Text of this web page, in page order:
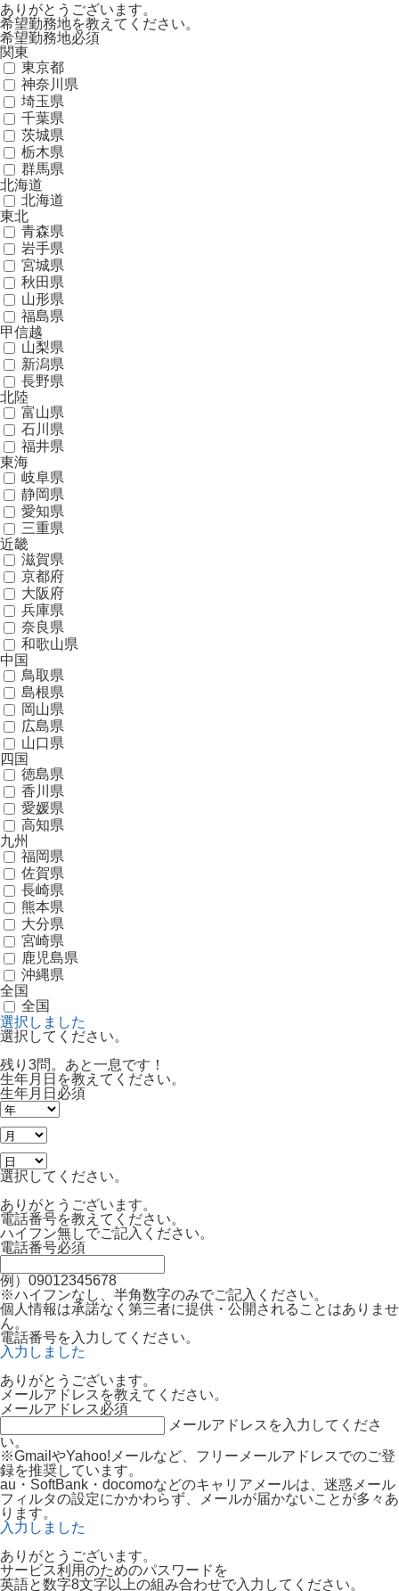
ありがとうございます。
希望勤務地を教えてください。
希望勤務地必須
関東
東京都
神奈川県
埼玉県
千葉県
茨城県
栃木県
群馬県
北海道
北海道
東北
青森県
岩手県
宮城県
秋田県
山形県
福島県
甲信越
山梨県
新潟県
長野県
北陸
富山県
石川県
福井県
東海
岐阜県
静岡県
愛知県
三重県
近畿
滋賀県
京都府
大阪府
兵庫県
奈良県
和歌山県
中国
鳥取県
島根県
岡山県
広島県
山口県
四国
徳島県
香川県
愛媛県
高知県
九州
福岡県
佐賀県
長崎県
熊本県
大分県
宮崎県
鹿児島県
沖縄県
全国
全国
選択しました
選択してください。
残り3問。あと一息です！
生年月日を教えてください。
生年月日 必須
選択してください。
ありがとうございます。
電話番号を教えてください。
ハイフン無しでご記入ください。
電話番号必須
例）09012345678
※ハイフンなし、半角数字のみでご記入ください。
個人情報は承諾なく第三者に提供・公開されることはありませ
ん。
電話番号を入力してください。
入力しました
ありがとうございます。
メールアドレスを教えてください。
メールアドレス必須
メールアドレスを入力してくださ
い。
※GmailやYahoo!メールなど、フリーメールアドレスでのご登
録を推奨しています。
au・SoftBank・docomoなどのキャリアメールは、迷惑メール
フィルタの設定にかかわらず、メールが届かないことが多々あ
ります。
入力しました
ありがとうございます。
サービス利用のためのパスワードを
英語と数字8文字以上の組み合わせで入力してください。